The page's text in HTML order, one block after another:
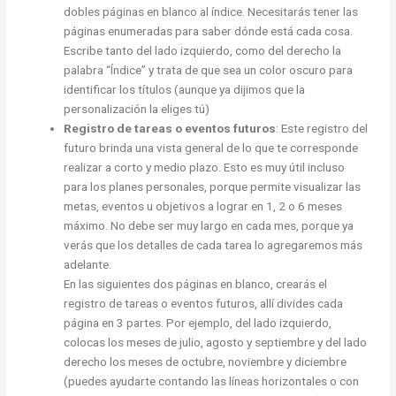
dobles páginas en blanco al índice. Necesitarás tener las
páginas enumeradas para saber dónde está cada cosa.
Escribe tanto del lado izquierdo, como del derecho la
palabra “Índice” y trata de que sea un color oscuro para
identificar los títulos (aunque ya dijimos que la
personalización la eliges tú)
Registro de tareas o eventos futuros: Este registro del
futuro brinda una vista general de lo que te corresponde
realizar a corto y medio plazo. Esto es muy útil incluso
para los planes personales, porque permite visualizar las
metas, eventos u objetivos a lograr en 1, 2 o 6 meses
máximo. No debe ser muy largo en cada mes, porque ya
verás que los detalles de cada tarea lo agregaremos más
adelante.
En las siguientes dos páginas en blanco, crearás el
registro de tareas o eventos futuros, allí divides cada
página en 3 partes. Por ejemplo, del lado izquierdo,
colocas los meses de julio, agosto y septiembre y del lado
derecho los meses de octubre, noviembre y diciembre
(puedes ayudarte contando las líneas horizontales o con